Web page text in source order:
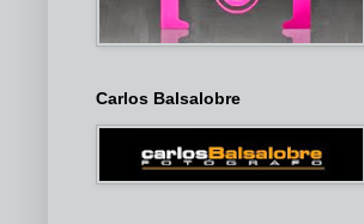
Carlos Balsalobre